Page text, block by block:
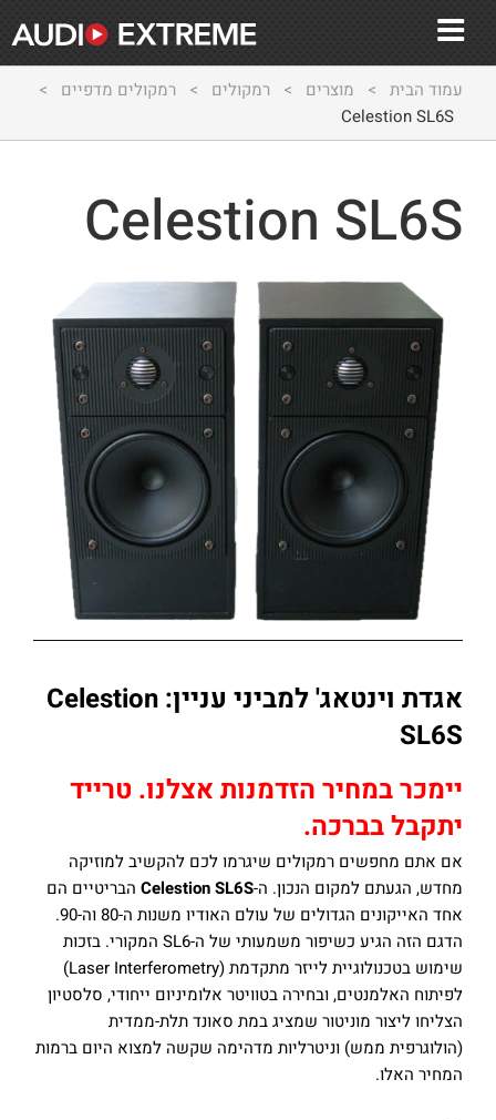
עמוד הבית > מוצרים > רמקולים > רמקולים מדפיים >
Celestion SL6S
Celestion SL6S
אגדת וינטאג' למביני עניין: Celestion
SL6S
יימכר במחיר הזדמנות אצלנו. טרייד
יתקבל בברכה.
אם אתם מחפשים רמקולים שיגרמו לכם להקשיב למוזיקה
מחדש, הגעתם למקום הנכון. ה-Celestion SL6S הבריטיים הם
אחד האייקונים הגדולים של עולם האודיו משנות ה-80 וה-90.
הדגם הזה הגיע כשיפור משמעותי של ה-SL6 המקורי. בזכות
שימוש בטכנולוגיית לייזר מתקדמת (Laser Interferometry)
לפיתוח האלמנטים, ובחירה בטוויטר אלומיניום ייחודי, סלסטיון
הצליחו ליצור מוניטור שמציג במת סאונד תלת-ממדית
(הולוגרפית ממש) וניטרליות מדהימה שקשה למצוא היום ברמות
המחיר האלו.